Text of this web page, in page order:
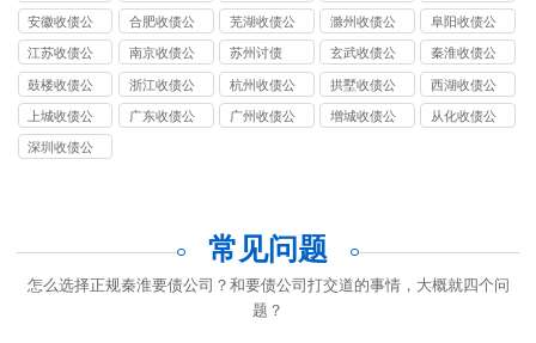
司
司
司
安徽收债公
司
合肥收债公
司
芜湖收债公
司
滁州收债公
司
阜阳收债公
司
江苏收债公
司
南京收债公
司
苏州讨债
玄武收债公
司
秦淮收债公
司
鼓楼收债公
司
浙江收债公
司
杭州收债公
司
拱墅收债公
司
西湖收债公
司
上城收债公
司
广东收债公
广州收债公
增城收债公
从化收债公
深圳收债公
常见问题
怎么选择正规秦淮要债公司？和要债公司打交道的事情，大概就四个问
题？